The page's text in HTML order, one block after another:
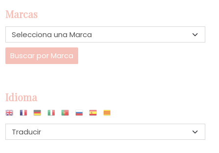
Marcas
Idioma